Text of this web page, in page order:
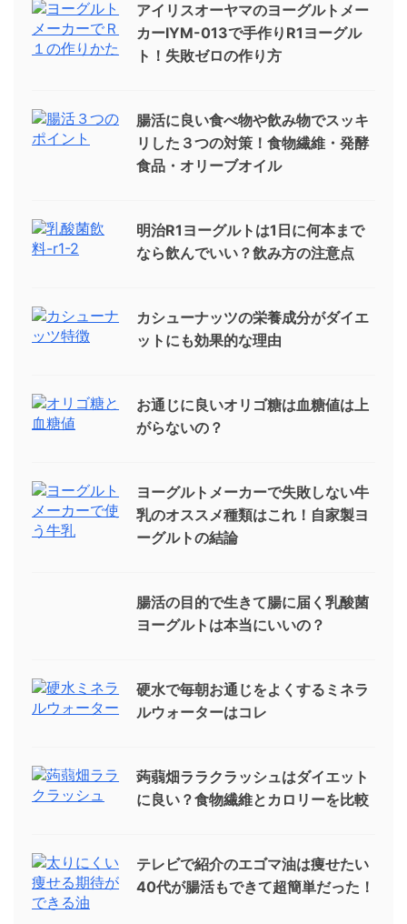
アイリスオーヤマのヨーグルトメー
カーIYM-013で手作りR1ヨーグル
ト！失敗ゼロの作り方
腸活に良い食べ物や飲み物でスッキ
リした３つの対策！食物繊維・発酵
食品・オリーブオイル
明治R1ヨーグルトは1日に何本まで
なら飲んでいい？飲み方の注意点
カシューナッツの栄養成分がダイエ
ットにも効果的な理由
お通じに良いオリゴ糖は血糖値は上
がらないの？
ヨーグルトメーカーで失敗しない牛
乳のオススメ種類はこれ！自家製ヨ
ーグルトの結論
腸活の目的で生きて腸に届く乳酸菌
ヨーグルトは本当にいいの？
硬水で毎朝お通じをよくするミネラ
ルウォーターはコレ
蒟蒻畑ララクラッシュはダイエット
に良い？食物繊維とカロリーを比較
テレビで紹介のエゴマ油は痩せたい
40代が腸活もできて超簡単だった！